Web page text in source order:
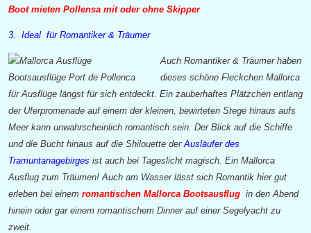
Boot mieten Pollensa mit oder ohne Skipper
3. Ideal für Romantiker & Träumer
Auch Romantiker & Träumer haben
dieses schöne Fleckchen Mallorca
für Ausflüge längst für sich entdeckt. Ein zauberhaftes Plätzchen entlang
der Uferpromenade auf einem der kleinen, bewirteten Stege hinaus aufs
Meer kann unwahrscheinlich romantisch sein. Der Blick auf die Schiffe
und die Bucht hinaus auf die Shilouette derAusläufer des
Tramuntanagebirges ist auch bei Tageslicht magisch. Ein Mallorca
Ausflug zum Träumen! Auch am Wasser lässt sich Romantik hier gut
erleben bei einem romantischen Mallorca Bootsausflug in den Abend
hinein oder gar einem romantischem Dinner auf einer Segelyacht zu
zweit.